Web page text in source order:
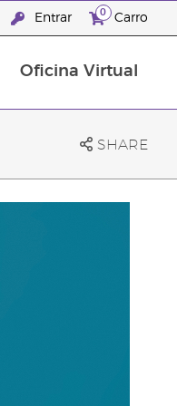
Entrar 0 Carro
Oficina Virtual
SHARE